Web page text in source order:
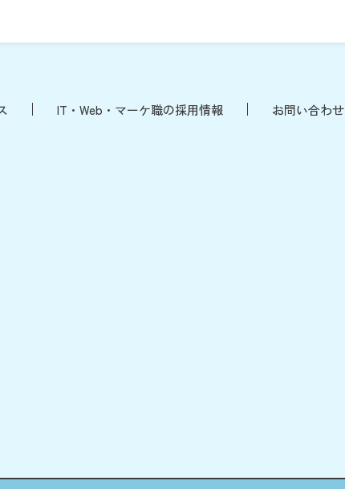
IT・Web・マーケ職の採用情報 お問い合わせ